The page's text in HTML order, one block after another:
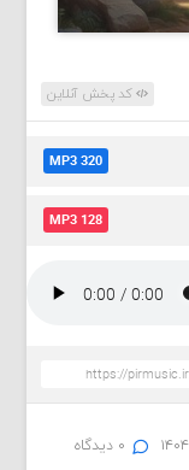
کد پخش آنلاین
MP3 320
MP3 128
۰ دیدگاه